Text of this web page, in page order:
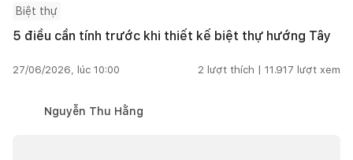
Biệt thự
5 điều cần tính trước khi thiết kế biệt thự hướng Tây
27/06/2026, lúc 10:00 2 lượt thích | 11.917 lượt xem
Nguyễn Thu Hằng